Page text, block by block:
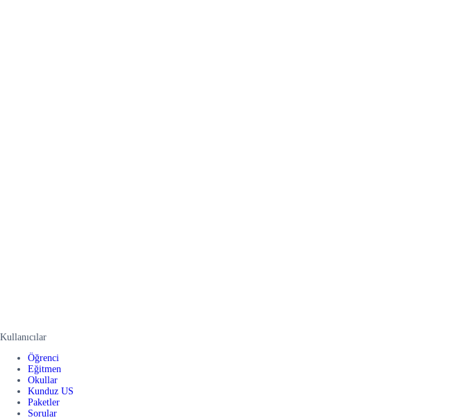
Kullanıcılar
Öğrenci
Eğitmen
Okullar
Kunduz US
Paketler
Sorular